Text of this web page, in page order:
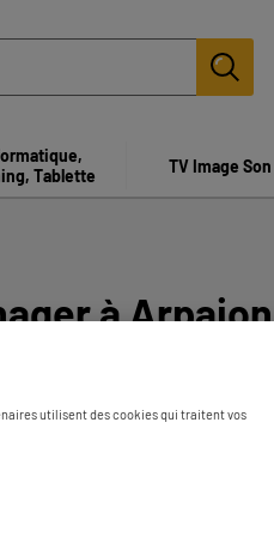
Tablette
TV Image Son
à Arpajon
utilisent des cookies qui traitent vos